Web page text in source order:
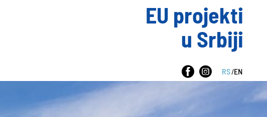
EU projekti
u Srbiji
RS/EN